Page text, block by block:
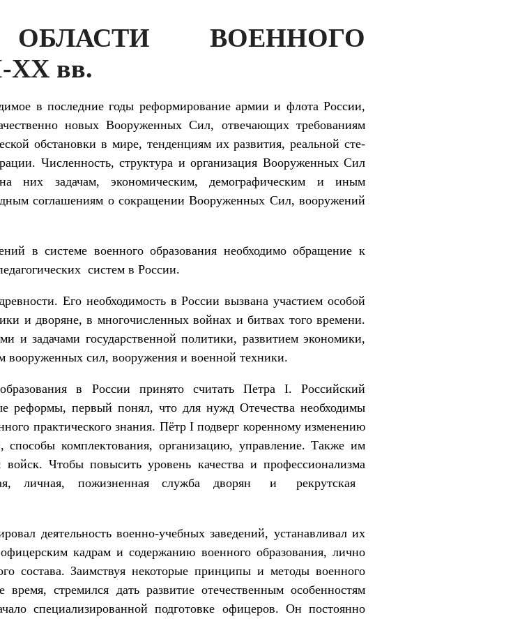
ВОЕННОГО
вв.
в послед­ние годы реформирование армии и флота России,
новых Вооруженных Сил, от­вечающих требованиям
обстановки в мире, тенденциям их развития, реальной сте­
Численность, структура и организация Вооруженных Сил
них задачам, экономическим, демографическим и иным
соглашени­ям о сокращении Вооруженных Сил, вооружений
в системе военного образования необходимо обращение к
систем в России.
Его необходимость в России вызвана участием особой
и дворяне, в многочисленных войнах и битвах того времени.
и задачами госу­дарственной политики, развитием экономики,
вооруженных сил, вооружения и воен­ной техники.
образования в России принято считать Петра I. Российский
реформы, пер­вый понял, что для нужд Отечества необходимы
практического знания. Пётр I подверг коренному из­менению
способы комплектования, организацию, управление. Также им
Чтобы повысить уровень качества и профессионализма
лич­ная, пожизненная служба дворян и рекрутская
дея­тельность военно-учебных заведений, устанавливал их
кадрам и содержанию воен­ного образования, лично
состава. Заимствуя некоторые принципы и методы военно­го
стремился дать развитие отечественным особенностям
специализированной подготовке офицеров. Он постоянно